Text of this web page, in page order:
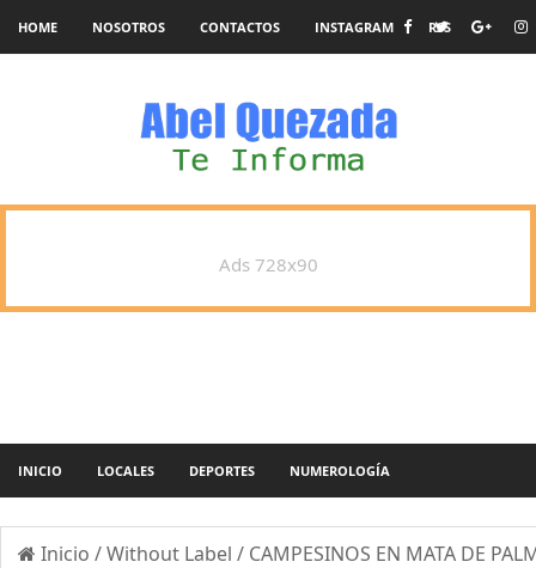
HOME NOSOTROS CONTACTOS INSTAGRAM RSS
Ads 728x90
INICIO LOCALES DEPORTES NUMEROLOGÍA
Inicio /Without Label / CAMPESINOS EN MATA DE